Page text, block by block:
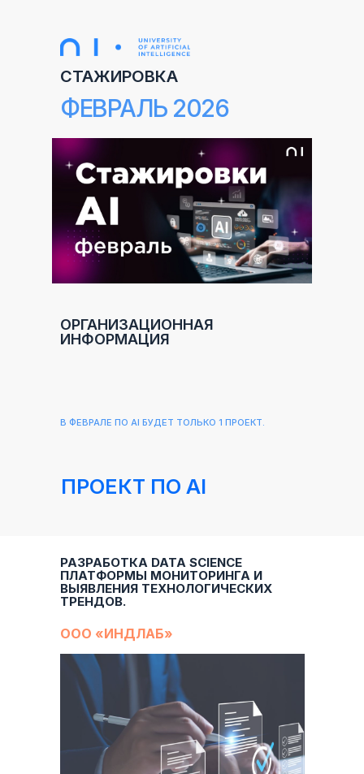
СТАЖИРОВКА
ФЕВРАЛЬ 2026
ОРГАНИЗАЦИОННАЯ
ИНФОРМАЦИЯ
В ФЕВРАЛЕ ПО AI БУДЕТ ТОЛЬКО 1 ПРОЕКТ.
ПРОЕКТ ПО AI
РАЗРАБОТКА DATA SCIENCE
ПЛАТФОРМЫ МОНИТОРИНГА И
ВЫЯВЛЕНИЯ ТЕХНОЛОГИЧЕСКИХ
ТРЕНДОВ.
ООО «ИНДЛАБ»